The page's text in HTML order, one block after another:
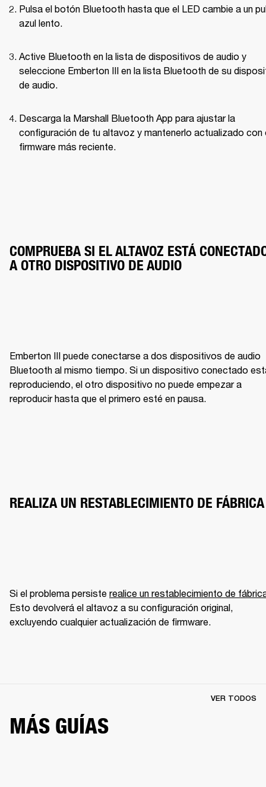
Pulsa el botón Bluetooth hasta que el LED cambie a un
azul lento.
Active Bluetooth en la lista de dispositivos de audio y
seleccione Emberton III en la lista Bluetooth de su
de audio.
Descarga la Marshall Bluetooth App para ajustar la
configuración de tu altavoz y mantenerlo actualizado con
firmware más reciente.
COMPRUEBA SI EL ALTAVOZ ESTÁ
A OTRO DISPOSITIVO DE AUDIO
Emberton III puede conectarse a dos dispositivos de audio
Bluetooth al mismo tiempo. Si un dispositivo conectado
reproduciendo, el otro dispositivo no puede empezar a
reproducir hasta que el primero esté en pausa.
REALIZA UN RESTABLECIMIENTO DE FÁBRICA
Si el problema persiste realice un restablecimiento de
Esto devolverá el altavoz a su configuración original,
excluyendo cualquier actualización de firmware.
MÁS GUÍAS
VER TODOS